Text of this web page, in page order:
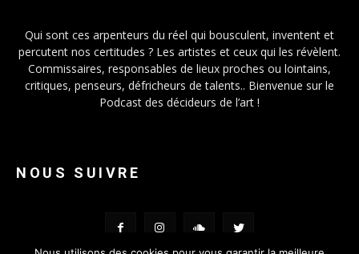
Qui sont ces arpenteurs du réel qui bousculent, inventent et
percutent nos certitudes ? Les artistes et ceux qui les révèlent.
Commissaires, responsables de lieux proches ou lointains,
critiques, penseurs, défricheurs de talents.. Bienvenue sur le
Podcast des décideurs de l’art !
NOUS SUIVRE